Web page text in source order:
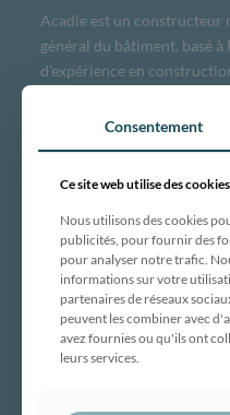
Acadie est un constructeur
général du bâtiment, basé à
d’expérience en
rénovation énergétique.
Intervention en Rhône-
Notre entreprise
Engagements et
Maison traditionnelle
Maison ossature bois
Consentement
Ce site web utilise des cookies
Nous utilisons des cookies
publicités, pour fournir des
pour analyser notre trafic.
informations sur votre
partenaires de réseaux
peuvent les combiner avec
avez fournies ou qu'ils ont
leurs services.